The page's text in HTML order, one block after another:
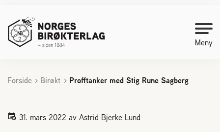
Meny
Kontakt oss
Bli medlem
Forside Birøkt Profftanker med Stig Rune Sagberg
31. mars 2022 av Astrid Bjerke Lund